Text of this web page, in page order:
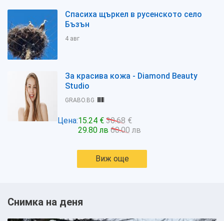
Спасиха щъркел в русенското село
Бъзън
4 авг
За красива кожа - Diamond Beauty
Studio
GRABO.BG
Цена:15.24 € 30.68 €
29.80 лв 60.00 лв
Виж още
Снимка на деня